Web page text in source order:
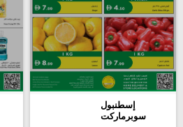
إسطنبول
سوبرماركت